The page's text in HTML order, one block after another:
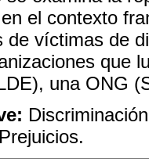
el contexto
de víctimas de
que
una ONG